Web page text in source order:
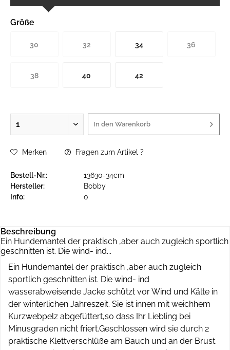
Größe
30 32 34 36
38 40 42
In den Warenkorb
Merken Fragen zum Artikel ?
Bestell-Nr.:
13630-34cm
Hersteller:
Bobby
Info:
0
Beschreibung
Ein Hundemantel der praktisch ,aber auch zugleich sportlich
geschnitten ist. Die wind- ind...
Ein Hundemantel der praktisch ,aber auch zugleich
sportlich geschnitten ist. Die wind- ind
wasserabweisende Jacke schützt vor Wind und Kälte in
der winterlichen Jahreszeit. Sie ist innen mit weichhem
Kurzwebpelz abgefüttert,so dass Ihr Liebling bei
Minusgraden nicht friert.Geschlossen wird sie durch 2
praktische Klettverschlüße am Bauch und an der Brust.